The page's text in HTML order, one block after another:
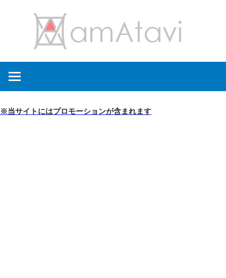
キ
を
→
※当サイトにはプロモーションが含まれます